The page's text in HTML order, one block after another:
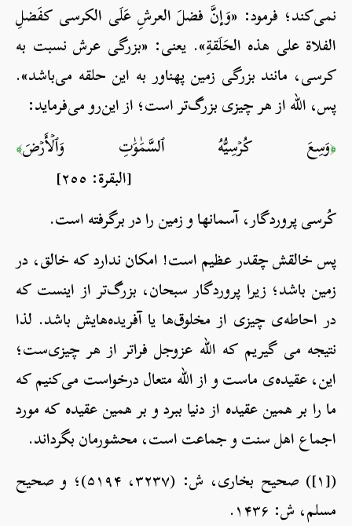
نمی‌کند؛ فرمود: «وَإنَّ فضلَ العرشِ عَلَی الكرسی كفَضلِ
الفلاة علی هذه الحَلَقةِ». یعنی: «بزرگی عرش نسبت به
کرسی، مانند بزرگی زمین پهناور به این حلقه می‌باشد».
پس، الله از هر چیزی بزرگ‌تر است؛ از این‌رو می‌فرماید:
﴿وَسِعَ كُرۡسِيُّهُ ٱلسَّمَٰوَٰتِ وَٱلۡأَرۡضَ﴾
[البقرة: ٢٥٥]
کُرسی پروردگار، آسمان­ها و زمین را در برگرفته است.
پس خالقش چقدر عظیم است! امکان ندارد که خالق، در
زمین باشد؛ زیرا پروردگار سبحان، بزرگ‌تر از این‎ست که
در احاطه‌ی چیزی از مخلوق‌ها یا آفریده‌هایش باشد. لذا
نتیجه می گیریم که الله عزوجل فراتر از هر چیزی‌ست؛
این، عقیده‌ی ماست و از الله متعال درخواست می‌کنیم که
ما را بر همین عقیده از دنیا ببرد و بر همین عقیده که مورد
اجماع اهل سنت و جماعت است، محشورمان بگرداند.
([۱]) صحیح بخاری، ش: (۳۲۳۷، ۵۱۹۴)؛ و صحیح
مسلم، ش: ۱۴۳۶.